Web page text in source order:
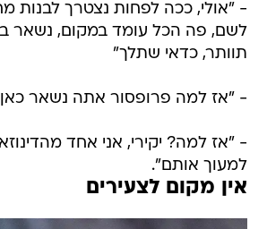
- "אולי, ככה לפחות נצטרך לבנות
לשם, פה הכל עומד במקום, נשאר
תוותר, כדאי שתלך"
- "אז למה פרופסור אתה נשאר
- "אז למה? יקירי, אני אחד
למעוך אותם".
אין מקום לצעירים